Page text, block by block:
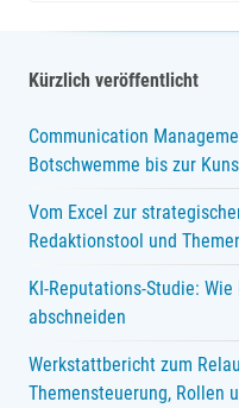
Kürzlich veröffentlicht
Communication
Botschwemme bis zur
Vom Excel zur
Redaktionstool und
KI-Reputations-Studie:
abschneiden
Werkstattbericht zum
Themensteuerung, Rollen